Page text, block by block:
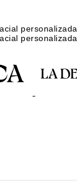
personalizada
personalizada